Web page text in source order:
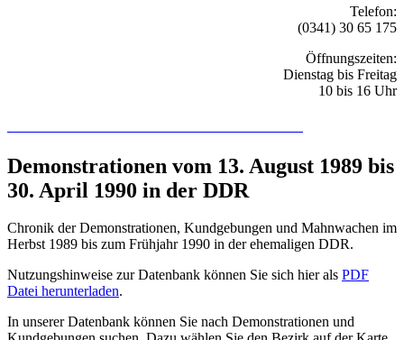
Telefon:
(0341) 30 65 175
Öffnungszeiten:
Dienstag bis Freitag
10 bis 16 Uhr
Demonstrationen vom 13. August 1989 bis
30. April 1990 in der DDR
Chronik der Demonstrationen, Kundgebungen und Mahnwachen im
Herbst 1989 bis zum Frühjahr 1990 in der ehemaligen DDR.
Nutzungshinweise zur Datenbank können Sie sich hier als PDF
Datei herunterladen.
In unserer Datenbank können Sie nach Demonstrationen und